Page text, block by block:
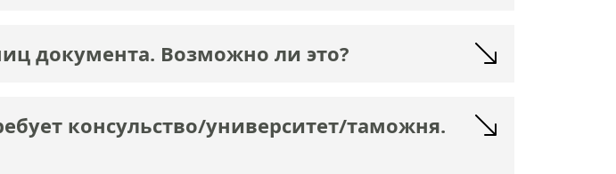
документа. Возможно ли это?
консульство/университет/таможня.